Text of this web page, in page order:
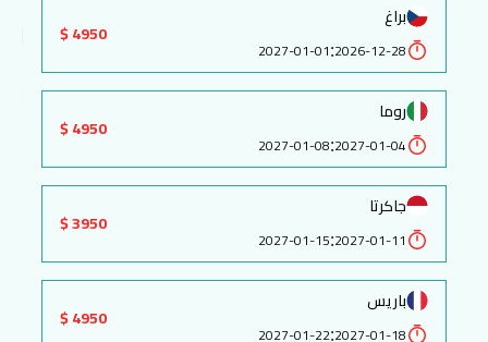
براغ
2026-12-28
:
2027-01-01
4950 $
روما
2027-01-04
:
2027-01-08
4950 $
جاكرتا
2027-01-11
:
2027-01-15
3950 $
باريس
2027-01-18
:
2027-01-22
4950 $